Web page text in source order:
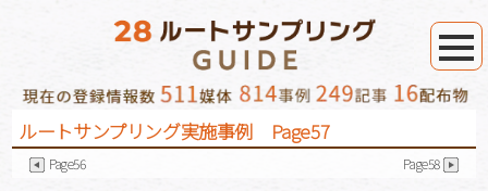
ルートサンプリング実施事例 Page57
Page56 Page58